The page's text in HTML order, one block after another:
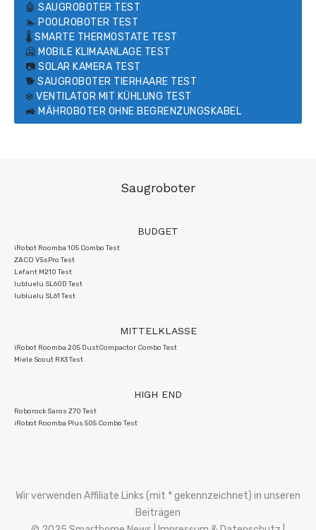
🤖 SAUGROBOTER TEST
🏊 POOLROBOTER TEST
🌡️ SMARTE THERMOSTATE TEST
🥶 MOBILE KLIMAANLAGE TEST
📷 SOLAR KAMERA TEST
🐕 SAUGROBOTER TIERHAARE TEST
❄️ VENTILATOR MIT KÜHLUNG TEST
🚜 MÄHROBOTER OHNE BEGRENZUNGSKABEL
Saugroboter
BUDGET
iRobot Roomba 105 Combo Test
ZACO V5sPro Test
Lefant M210 Test
lubluelu SL60D Test
lubluelu SL61 Test
MITTELKLASSE
iRobot Roomba 205 DustCompactor Combo Test
Miele Scout RX3 Test
HIGH END
Roborock Saros Z70 Test
iRobot Roomba Plus 505 Combo Test
Wir verwenden Affiliate Links (mit * gekennzeichnet) in unseren
Beiträgen